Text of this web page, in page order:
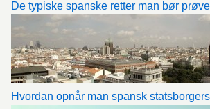
De typiske spanske retter man bør prøve
Hvordan opnår man spansk